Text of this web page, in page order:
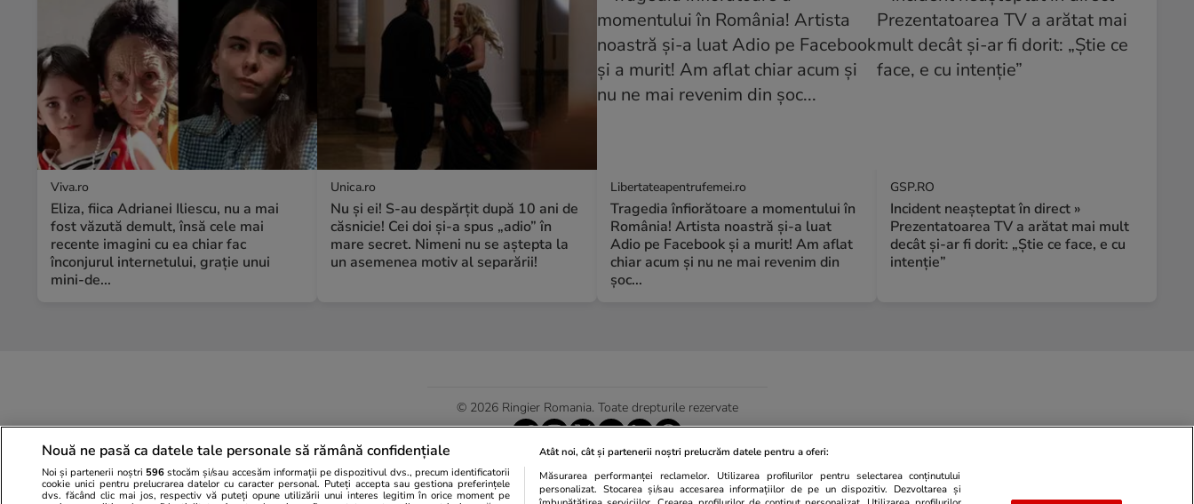
Viva.ro
Eliza, fiica Adrianei Iliescu, nu a mai
fost văzută demult, însă cele mai
recente imagini cu ea chiar fac
înconjurul internetului, grație unui
mini-de...
Unica.ro
Nu și ei! S-au despărțit după 10 ani de
căsnicie! Cei doi și-a spus „adio” în
mare secret. Nimeni nu se aștepta la
un asemenea motiv al separării!
Libertateapentrufemei.ro
Tragedia înfiorătoare a momentului în
România! Artista noastră și-a luat
Adio pe Facebook și a murit! Am aflat
chiar acum și nu ne mai revenim din
șoc...
GSP.RO
Incident neașteptat în direct »
Prezentatoarea TV a arătat mai mult
decât și-ar fi dorit: „Știe ce face, e cu
intenție”
© 2026 Ringier Romania. Toate drepturile rezervate
Actualizare preferințe cookies
Nouă ne pasă ca datele tale personale să rămână confidențiale
Noi și partenerii noștri 596stocăm și/sau accesăm informații pe dispozitivul dvs., precum identificatorii
cookie unici pentru prelucrarea datelor cu caracter personal. Puteți accepta sau gestiona preferințele
dvs. făcând clic mai jos, respectiv vă puteți opune utilizării unui interes legitim în orice moment pe
Atât noi, cât și partenerii noștri prelucrăm datele pentru a oferi:
Măsurarea performanței reclamelor. Utilizarea profilurilor pentru selectarea conținutului
personalizat. Stocarea și/sau accesarea informațiilor de pe un dispozitiv. Dezvoltarea și